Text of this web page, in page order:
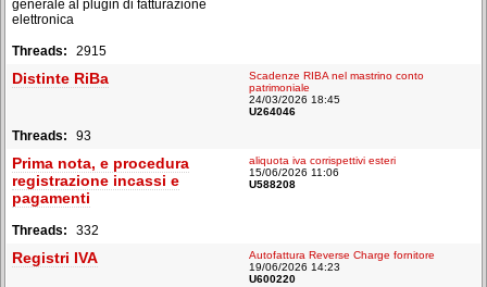
generale al plugin di fatturazione
elettronica
2915
Distinte RiBa
93
Scadenze RIBA nel mastrino conto
patrimoniale
24/03/2026 18:45
U264046
Prima nota, e procedura
registrazione incassi e
pagamenti
332
aliquota iva corrispettivi esteri
15/06/2026 11:06
U588208
Registri IVA
Autofattura Reverse Charge fornitore
19/06/2026 14:23
U600220